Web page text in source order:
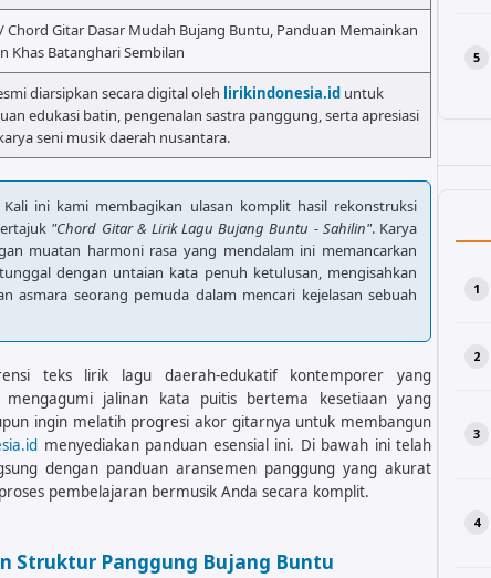
Chord Gitar Dasar Mudah Bujang Buntu, Panduan Memainkan
Khas Batanghari Sembilan
diarsipkan secara digital oleh lirikindonesia.id untuk
edukasi batin, pengenalan sastra panggung, serta apresiasi
seni musik daerah nusantara.
ini kami membagikan ulasan komplit hasil rekonstruksi
"Chord Gitar & Lirik Lagu Bujang Buntu - Sahilin". Karya
muatan harmoni rasa yang mendalam ini memancarkan
dengan untaian kata penuh ketulusan, mengisahkan
asmara seorang pemuda dalam mencari kejelasan sebuah
teks lirik lagu daerah-edukatif kontemporer yang
jalinan kata puitis bertema kesetiaan yang
ingin melatih progresi akor gitarnya untuk membangun
menyediakan panduan esensial ini. Di bawah ini telah
dengan panduan aransemen panggung yang akurat
pembelajaran bermusik Anda secara komplit.
Struktur Panggung Bujang Buntu